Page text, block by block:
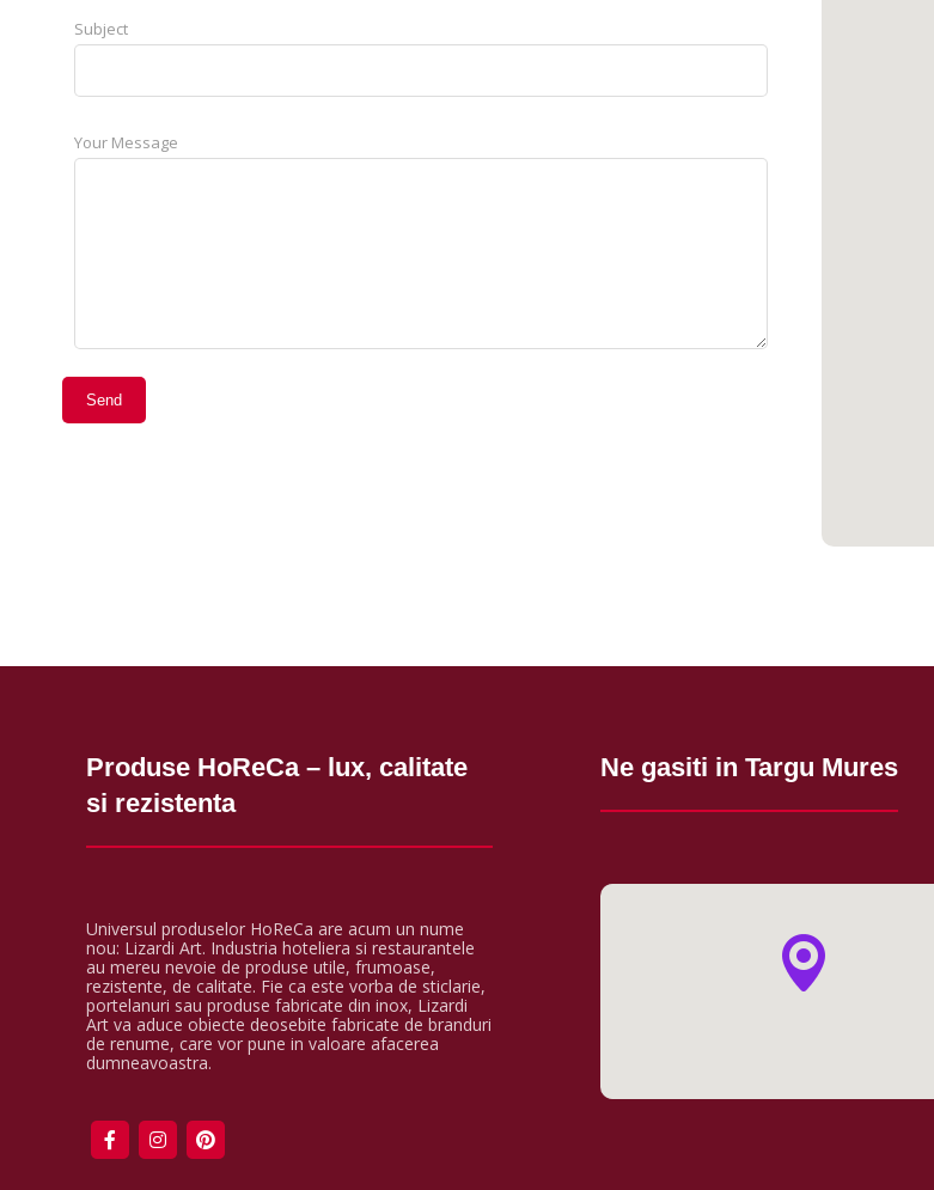
Subject
Your Message
Send
Produse HoReCa – lux, calitate
si rezistenta
Universul produselor HoReCa are acum un nume
nou: Lizardi Art. Industria hoteliera si restaurantele
au mereu nevoie de produse utile, frumoase,
rezistente, de calitate. Fie ca este vorba de sticlarie,
portelanuri sau produse fabricate din inox, Lizardi
Art va aduce obiecte deosebite fabricate de branduri
de renume, care vor pune in valoare afacerea
dumneavoastra.
Ne gasiti in Targu Mures